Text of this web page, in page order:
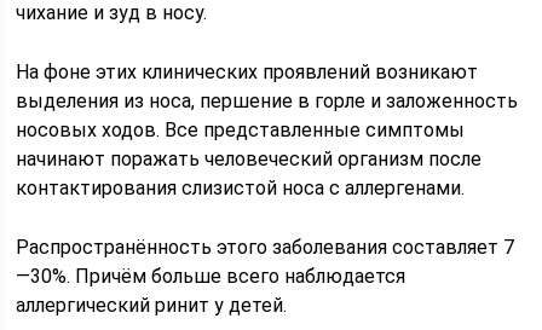
чихание и зуд в носу.
На фоне этих клинических проявлений возникают
выделения из носа, першение в горле и заложенность
носовых ходов. Все представленные симптомы
начинают поражать человеческий организм после
контактирования слизистой носа с аллергенами.
Распространённость этого заболевания составляет 7
—30%. Причём больше всего наблюдается
аллергический ринит у детей.